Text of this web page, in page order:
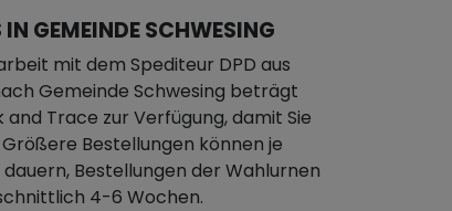
GEMEINDE SCHWESING
mit dem Spediteur DPD aus
Gemeinde Schwesing beträgt
Trace zur Verfügung, damit Sie
Bestellungen können je
Bestellungen der Wahlurnen
4-6 Wochen.